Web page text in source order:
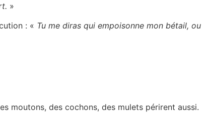
»
: « Tu me diras qui empoisonne mon bétail, ou
moutons, des cochons, des mulets périrent aussi.